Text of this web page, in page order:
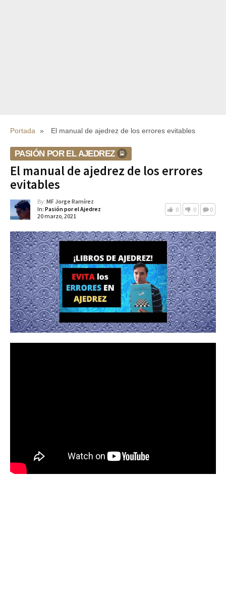
Portada » El manual de ajedrez de los errores evitables
PASIÓN POR EL AJEDREZ
El manual de ajedrez de los errores
evitables
By: MF Jorge Ramírez
In: Pasión por el Ajedrez
20 marzo, 2021
0 0 0